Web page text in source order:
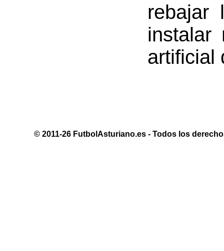
rebajar
instalar
artificial
© 2011-26 FutbolAsturiano.es - Todos los